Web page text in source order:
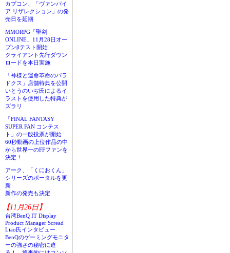
カプコン、「ヴァンパイ
ア リザレクション」の発
売日を延期
MMORPG「聖剣
ONLINE」11月28日オー
プンβテスト開始
クライアント先行ダウン
ロードを本日実施
「神様と運命革命のパラ
ドクス」店舗特典を公開
いとうのいぢ氏によるイ
ラストを使用した特典が
ズラリ
「FINAL FANTASY
SUPER FAN コンテス
ト」の一般投票が開始
60秒動画の上位作品の中
から世界一のFFファンを
決定！
アーク、「くにおくん」
シリーズのポータルを更
新
新作の発売も決定
【11月26日】
台湾BenQ IT Display
Product Manager Scread
Liao氏インタビュー
BenQのゲーミングモニタ
ーの強さの秘密に迫